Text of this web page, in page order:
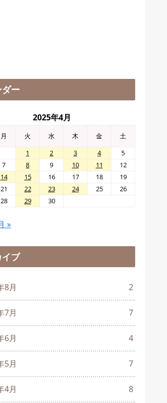
ー
2025年4月
月 火 水 木 金
土
1
2 3 4
5
7 8 9 10 11
12
14 15 16 17 18
19
21 22 23 24 25
26
28 29 30
»
ブ
8月 2
7月 7
6月 4
5月 7
4月 8